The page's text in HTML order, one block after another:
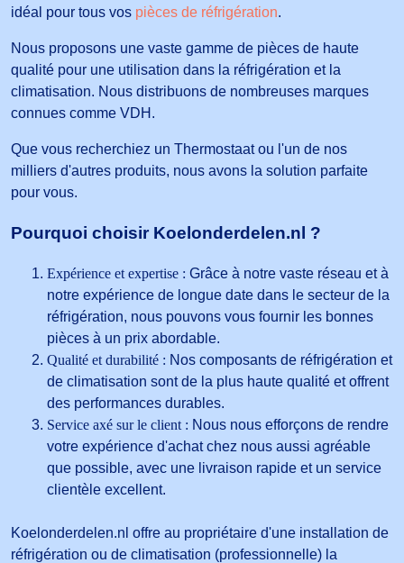
idéal pour tous vos pièces de réfrigération.
Nous proposons une vaste gamme de pièces de haute
qualité pour une utilisation dans la réfrigération et la
climatisation. Nous distribuons de nombreuses marques
connues comme VDH.
Que vous recherchiez un Thermostaat ou l'un de nos
milliers d'autres produits, nous avons la solution parfaite
pour vous.
Pourquoi choisir Koelonderdelen.nl ?
Expérience et expertise : Grâce à notre vaste réseau et à
notre expérience de longue date dans le secteur de la
réfrigération, nous pouvons vous fournir les bonnes
pièces à un prix abordable.
Qualité et durabilité : Nos composants de réfrigération et
de climatisation sont de la plus haute qualité et offrent
des performances durables.
Service axé sur le client : Nous nous efforçons de rendre
votre expérience d'achat chez nous aussi agréable
que possible, avec une livraison rapide et un service
clientèle excellent.
Koelonderdelen.nl offre au propriétaire d'une installation de
réfrigération ou de climatisation (professionnelle) la